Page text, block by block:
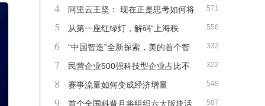
推动社会进步最重要的智能
571
4
阿里云王坚： 现在正是思考如何将
AI应用到太空中的好时机
556
5
从第一座红绿灯，解码“上海秩
序”的文化密码
332
6
“中国智造”全新探索，美的首个智
能体工厂获世界纪录
322
7
民营企业500强科技型企业占比不
断提升
548
8 赛事流量如何变成经济增量
587
9
首个全国科普月将组织六大版块活